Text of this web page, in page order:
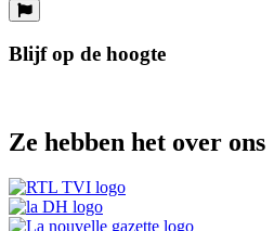
Blijf op de hoogte
Ze hebben het over ons